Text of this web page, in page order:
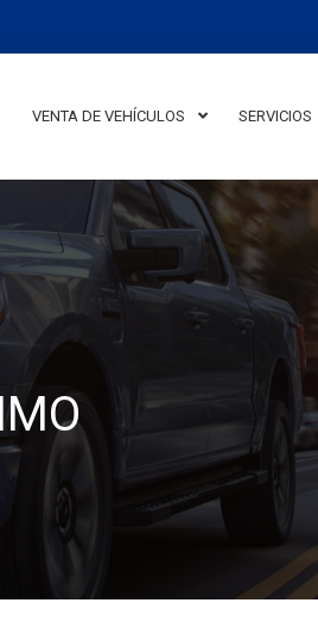
VENTA DE VEHÍCULOS SERVICIOS